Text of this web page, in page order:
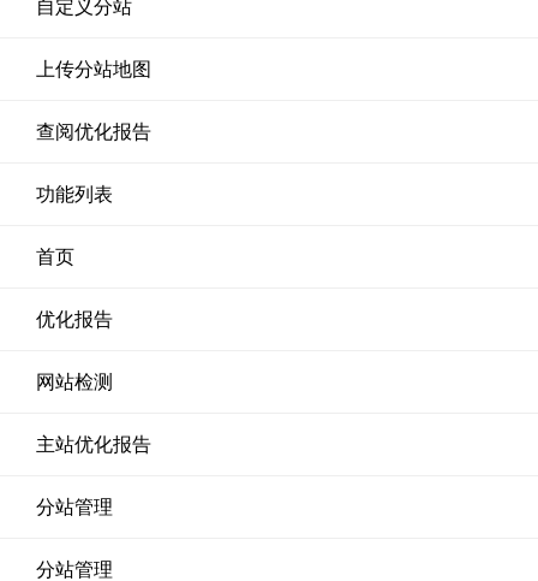
自定义分站
上传分站地图
查阅优化报告
功能列表
首页
优化报告
网站检测
主站优化报告
分站管理
分站管理